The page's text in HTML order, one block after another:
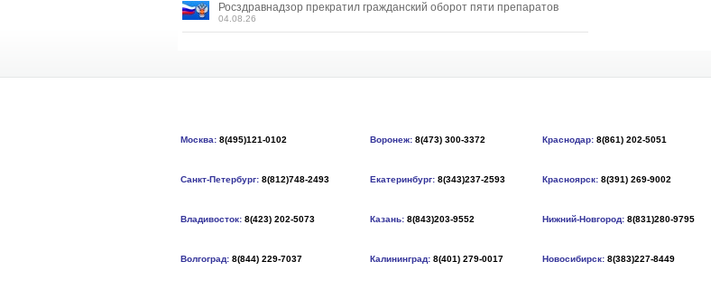
Росздравнадзор прекратил гражданский оборот пяти препаратов
04.08.26
Москва: 8(495)121-0102 Воронеж: 8(473) 300-3372 Краснодар: 8(861) 202-5051
Санкт-Петербург: 8(812)748-2493 Екатеринбург: 8(343)237-2593 Красноярск: 8(391) 269-9002
Владивосток: 8(423) 202-5073 Казань: 8(843)203-9552 Нижний-Новгород: 8(831)280-9795
Волгоград: 8(844) 229-7037 Калининград: 8(401) 279-0017 Новосибирск: 8(383)227-8449